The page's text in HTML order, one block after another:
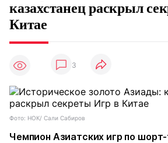
казахстанец раскрыл
Китае
3
Фото: НОК/ Сали Сабиров
Чемпион Азиатских игр по